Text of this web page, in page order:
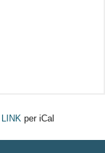
LINK per iCal